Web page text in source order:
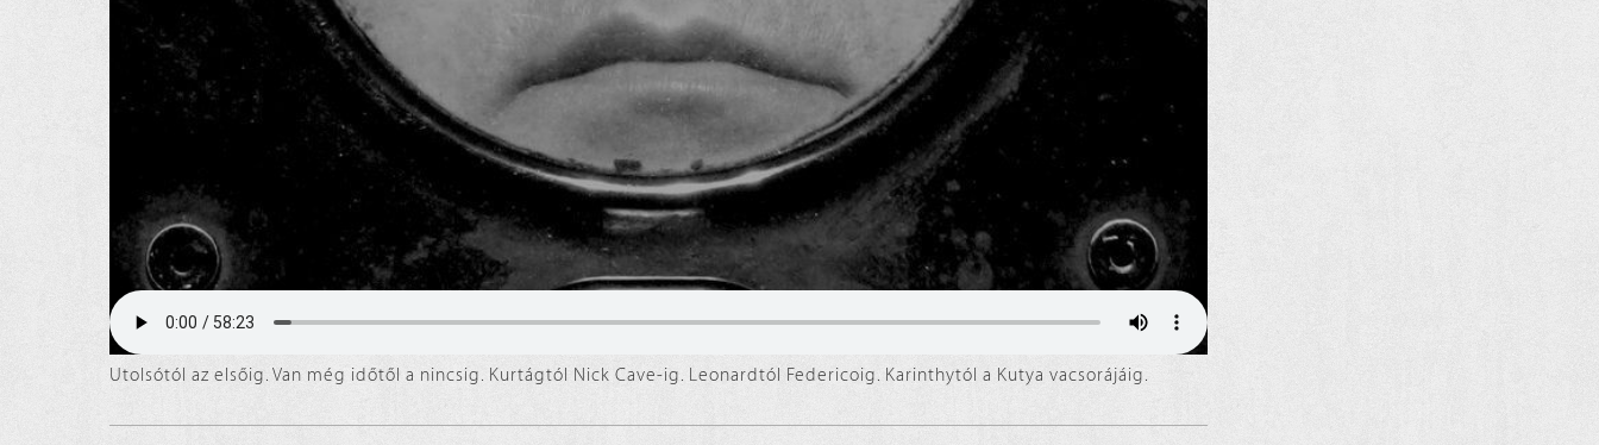
Utolsótól az elsőig. Van még időtől a nincsig. Kurtágtól Nick Cave-ig. Leonardtól Federicoig. Karinthytól a Kutya vacsorájáig.